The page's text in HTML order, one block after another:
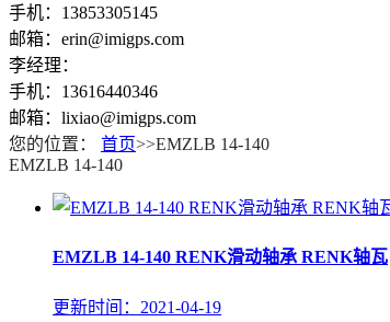
手机：13853305145
邮箱：erin@imigps.com
李经理：
手机：13616440346
邮箱：lixiao@imigps.com
您的位置：
首页>>EMZLB 14-140
EMZLB 14-140
EMZLB 14-140 RENK滑动轴承 RENK轴瓦
更新时间：2021-04-19